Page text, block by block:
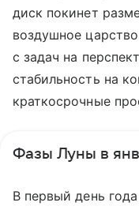
диск покинет
воздушное
с задач на
стабильность на
краткосрочные
Фазы Луны в
В первый день